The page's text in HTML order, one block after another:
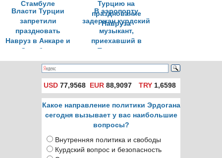
Власти Турции
запретили
праздновать
Навруз в Анкаре и
Стамбуле
В аэропорту
задержан курдский
музыкант,
приехавший в
Турцию на
празднование
Навруза
USD 77,9568 EUR 88,9097 TRY1,6598
Какое направление политики Эрдогана
сегодня вызывает у вас наибольшие
вопросы?
Внутренняя политика и свободы
Курдский вопрос и безопасность